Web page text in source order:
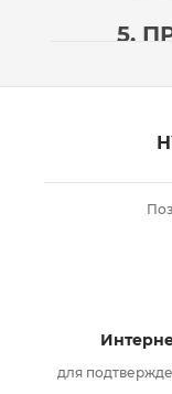
5.
для